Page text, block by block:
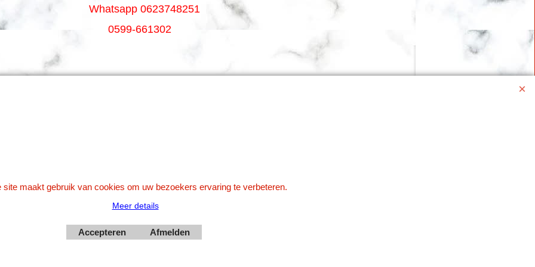
Whatsapp 0623748251
0599-661302
Webwinkel gemaakt met
ShopFactory webwinkel
software.
site maakt gebruik van cookies om uw bezoekers ervaring te verbeteren.
Meer details
Accepteren Afmelden